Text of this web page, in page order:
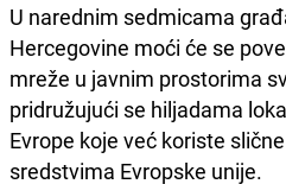
U narednim sedmicama
Hercegovine moći će se
mreže u javnim prostorima
pridružujući se hiljadama
Evrope koje već koriste
sredstvima Evropske unije.